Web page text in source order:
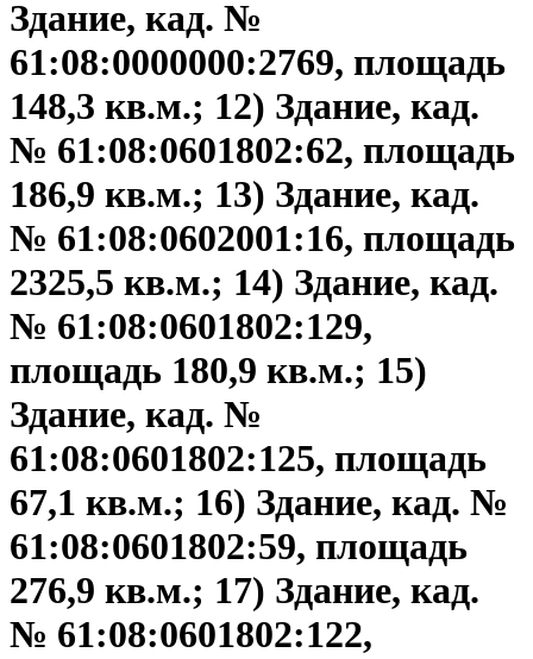
Здание, кад. №
61:08:0000000:2769, площадь
148,3 кв.м.; 12) Здание, кад.
№ 61:08:0601802:62, площадь
186,9 кв.м.; 13) Здание, кад.
№ 61:08:0602001:16, площадь
2325,5 кв.м.; 14) Здание, кад.
№ 61:08:0601802:129,
площадь 180,9 кв.м.; 15)
Здание, кад. №
61:08:0601802:125, площадь
67,1 кв.м.; 16) Здание, кад. №
61:08:0601802:59, площадь
276,9 кв.м.; 17) Здание, кад.
№ 61:08:0601802:122,